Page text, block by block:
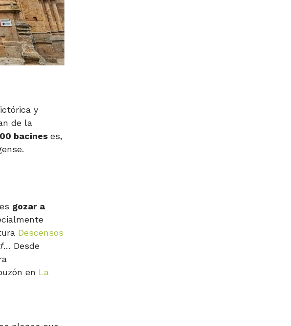
y
de la
bacines es,
gozar a
Descensos
… Desde
en La